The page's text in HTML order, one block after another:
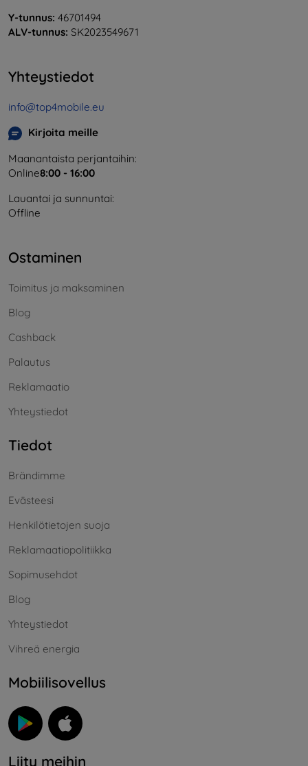
Y-tunnus: 46701494
ALV-tunnus: SK2023549671
Yhteystiedot
info@top4mobile.eu
Kirjoita meille
Maanantaista perjantaihin:
Online8:00 - 16:00
Lauantai ja sunnuntai:
Offline
Ostaminen
Toimitus ja maksaminen
Blog
Cashback
Palautus
Reklamaatio
Yhteystiedot
Tiedot
Brändimme
Evästeesi
Henkilötietojen suoja
Reklamaatiopolitiikka
Sopimusehdot
Blog
Yhteystiedot
Vihreä energia
Mobiilisovellus
Liity meihin